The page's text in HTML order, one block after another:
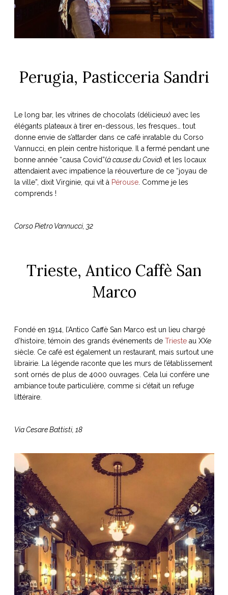
Perugia, Pasticceria Sandri
Le long bar, les vitrines de chocolats (délicieux) avec les
élégants plateaux à tirer en-dessous, les fresques… tout
donne envie de s’attarder dans ce café inratable du Corso
Vannucci, en plein centre historique. Il a fermé pendant une
bonne année “causa Covid”(à cause du Covid) et les locaux
attendaient avec impatience la réouverture de ce “joyau de
la ville”, dixit Virginie, qui vit à Pérouse. Comme je les
comprends !
Corso Pietro Vannucci, 32
Trieste, Antico Caffè San
Marco
Fondé en 1914, l’Antico Caffè San Marco est un lieu chargé
d’histoire, témoin des grands événements de Triesteau XXe
siècle. Ce café est également un restaurant, mais surtout une
librairie. La légende raconte que les murs de l’établissement
sont ornés de plus de 4000 ouvrages. Cela lui confère une
ambiance toute particulière, comme si c’était un refuge
littéraire.
Via Cesare Battisti, 18